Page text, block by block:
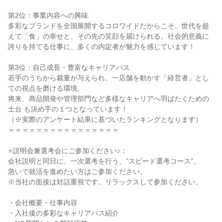
第2位：事業内容への興味
多彩なブランドを全国展開するコロワイドだからこそ、世代を超
えて「食」の幸せと、その先の笑顔を届けられる。社会的意義に
誇りを持てる仕事に、多くの内定者が魅力を感じています！
第3位：自己成長・豊富なキャリアパス
若手のうちから裁量が与えられ、一店舗を動かす「経営者」とし
ての視点を磨ける環境。
将来、商品開発や管理部門など多様なキャリアへ羽ばたくための
土台 も決め手の１つとなっています！
（※実際のアンケート結果に基づいたランキングとなります）
＝＝＝＝＝＝＝＝＝＝＝＝＝＝＝＝
⭐説明会兼選考会にご参加ください♪：
会社説明と同日に、一次選考を行う、”スピード選考コース”。
急いで就活を進めたい方はご参加ください。
※当社の面接は対話重視です。リラックスして参加ください。
・会社概要・仕事内容
・入社後の多彩なキャリアパス紹介